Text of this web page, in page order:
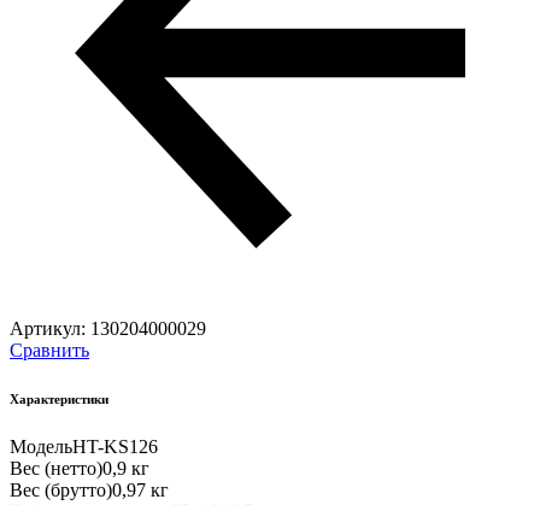
Артикул: 130204000029
Сравнить
Характеристики
МодельHT-KS126
Вес (нетто)0,9 кг
Вес (брутто)0,97 кг